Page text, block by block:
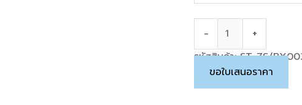
- +
รหัสสินค้า:ST-ZS/
ขอใบเสนอราคา